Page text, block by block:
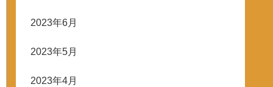
2023年6月
2023年5月
2023年4月